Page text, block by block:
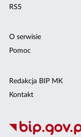
RSS
O serwisie
Pomoc
Redakcja BIP MK
Kontakt